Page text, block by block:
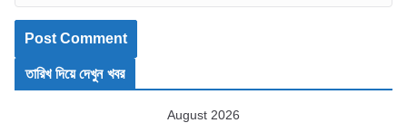
তারিখ দিয়ে দেখুন খবর
August 2026